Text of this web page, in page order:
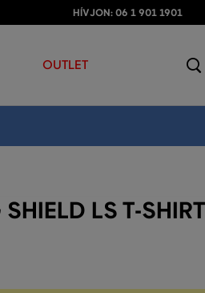
HÍVJON: 06 1 901 1901
OUTLET
LS T-SHIRT